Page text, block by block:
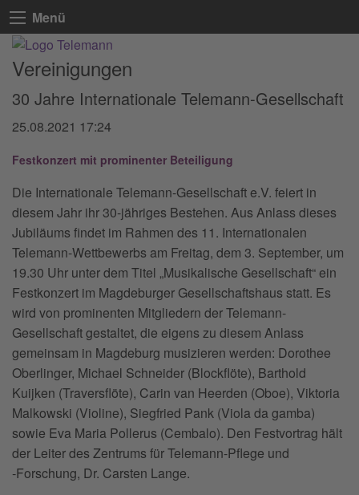
Menü
Vereinigungen
30 Jahre Internationale Telemann-Gesellschaft
25.08.2021 17:24
Festkonzert mit prominenter Beteiligung
Die Internationale Telemann-Gesellschaft e.V. feiert in
diesem Jahr ihr 30-jähriges Bestehen. Aus Anlass dieses
Jubiläums findet im Rahmen des 11. Internationalen
Telemann-Wettbewerbs am Freitag, dem 3. September, um
19.30 Uhr unter dem Titel „Musikalische Gesellschaft“ ein
Festkonzert im Magdeburger Gesellschaftshaus statt. Es
wird von prominenten Mitgliedern der Telemann-
Gesellschaft gestaltet, die eigens zu diesem Anlass
gemeinsam in Magdeburg musizieren werden: Dorothee
Oberlinger, Michael Schneider (Blockflöte), Barthold
Kuijken (Traversflöte), Carin van Heerden (Oboe), Viktoria
Malkowski (Violine), Siegfried Pank (Viola da gamba)
sowie Eva Maria Pollerus (Cembalo). Den Festvortrag hält
der Leiter des Zentrums für Telemann-Pflege und
‑Forschung, Dr. Carsten Lange.